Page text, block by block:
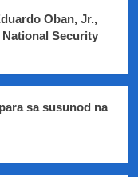
Oban, Jr.,
Security
sa susunod na